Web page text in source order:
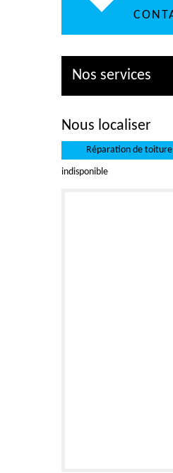
Nos services
Nous localiser
Réparation de toiture
indisponible